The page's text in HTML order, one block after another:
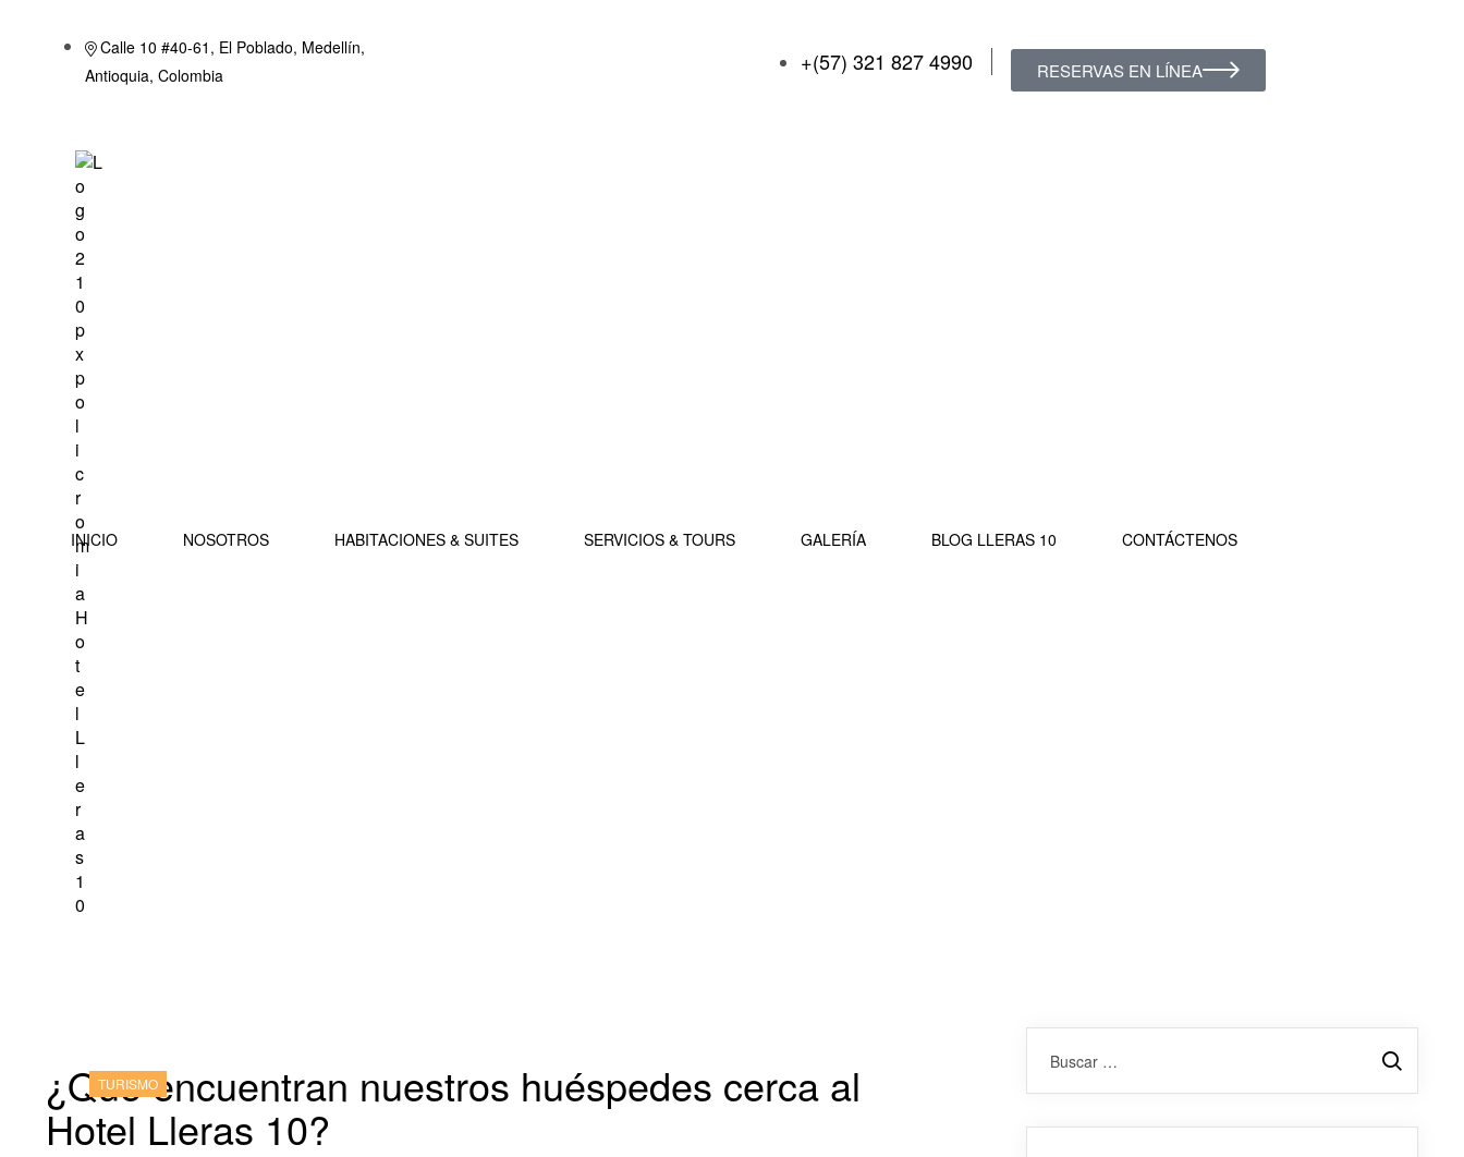
Calle 10 #40-61, El Poblado, Medellín,
Antioquia, Colombia
+(57) 321 827 4990 RESERVAS EN LÍNEA
INICIO NOSOTROS HABITACIONES & SUITES SERVICIOS & TOURS GALERÍA BLOG LLERAS 10 CONTÁCTENOS
TURISMO
¿Qué encuentran nuestros huéspedes cerca al
Hotel Lleras 10?